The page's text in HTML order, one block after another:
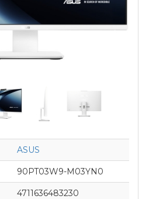
ASUS
90PT03W9-M03YN0
4711636483230